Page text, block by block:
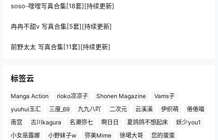
soso-嗖嗖写真合集[18套][持续更新]
冉冉不甜v 写真合集[5套][持续更新]
前野太太 写真合集[11套][持续更新]
标签云
Manga Action rioko凉凉子 Shonen Magazine
Vams子
yuuhui玉汇
三度_69 九九八吖 二次元 云溪溪 伊织萌
倦倦喵
南宫
古川kagura 名濑弥七 啊日日 夏鸽鸽不想起床
妖少you1
小女巫露娜
小野妹子w 弥美Mime 徐珺大哥
您的蛋蛋